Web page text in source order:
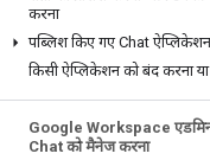
करना
पब्लिश किए गए Chat
किसी ऐप्लिकेशन को बंद करना या
Google Workspace
Chat को मैनेज करना